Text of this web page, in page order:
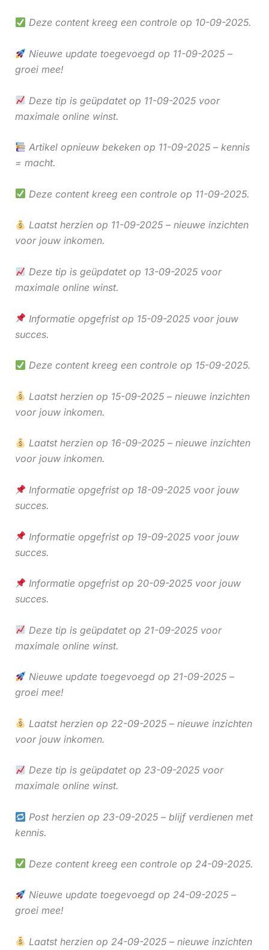
Deze content kreeg een controle op 10-09-2025.
Nieuwe update toegevoegd op 11-09-2025 –
groei mee!
Deze tip is geüpdatet op 11-09-2025 voor
maximale online winst.
Artikel opnieuw bekeken op 11-09-2025 – kennis
= macht.
Deze content kreeg een controle op 11-09-2025.
Laatst herzien op 11-09-2025 – nieuwe inzichten
voor jouw inkomen.
Deze tip is geüpdatet op 13-09-2025 voor
maximale online winst.
Informatie opgefrist op 15-09-2025 voor jouw
succes.
Deze content kreeg een controle op 15-09-2025.
Laatst herzien op 15-09-2025 – nieuwe inzichten
voor jouw inkomen.
Laatst herzien op 16-09-2025 – nieuwe inzichten
voor jouw inkomen.
Informatie opgefrist op 18-09-2025 voor jouw
succes.
Informatie opgefrist op 19-09-2025 voor jouw
succes.
Informatie opgefrist op 20-09-2025 voor jouw
succes.
Deze tip is geüpdatet op 21-09-2025 voor
maximale online winst.
Nieuwe update toegevoegd op 21-09-2025 –
groei mee!
Laatst herzien op 22-09-2025 – nieuwe inzichten
voor jouw inkomen.
Deze tip is geüpdatet op 23-09-2025 voor
maximale online winst.
Post herzien op 23-09-2025 – blijf verdienen met
kennis.
Deze content kreeg een controle op 24-09-2025.
Nieuwe update toegevoegd op 24-09-2025 –
groei mee!
Laatst herzien op 24-09-2025 – nieuwe inzichten